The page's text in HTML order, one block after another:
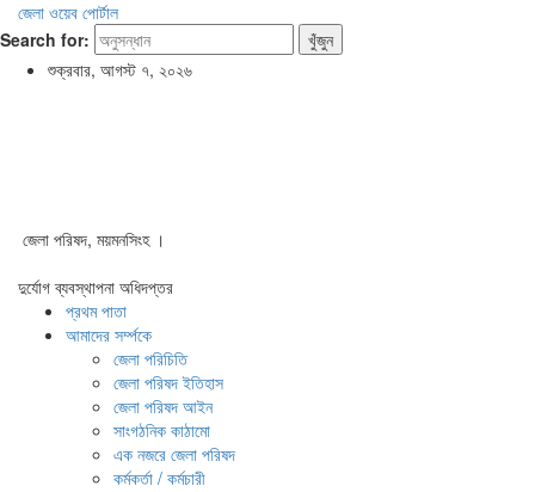
জেলা ওয়েব পোর্টাল
Search for:
শুক্রবার, আগস্ট ৭, ২০২৬
জেলা পরিষদ, ময়মনসিংহ ।
দুর্যোগ ব্যবস্থাপনা অধিদপ্তর
প্রথম পাতা
আমাদের সর্ম্পকে
জেলা পরিচিতি
জেলা পরিষদ ইতিহাস
জেলা পরিষদ আইন
সাংগঠনিক কাঠামো
এক নজরে জেলা পরিষদ
কর্মকর্তা / কর্মচারী